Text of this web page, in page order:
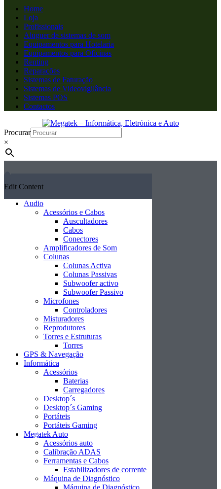
Home
Loja
Profissionais
Aluguer de sistemas de som
Equipamentos para Hotelaria
Equipamentos para Oficinas
Renting
Reparações
Sistemas de Faturação
Sistemas de Videovigilância
Sistemas POS
Contactos
Procurar
×
Edit Content
Audio
Acessórios e Cabos
Auscultadores
Cabos
Conectores
Amplificadores de Som
Colunas
Colunas Activa
Colunas Passivas
Subwoofer activo
Subwoofer Passivo
Microfones
Controladores
Misturadores
Reprodutores
Torres e Estruturas
Torres
GPS & Navegação
Informática
Acessórios
Baterias
Carregadores
Desktop´s
Desktop´s Gaming
Portáteis
Portáteis Gaming
Megatek Auto
Acessórios auto
Calibração ADAS
Ferramentas e Cabos
Estabilizadores de corrente
Máquina de Diagnóstico
Máquina de Diagnóstico